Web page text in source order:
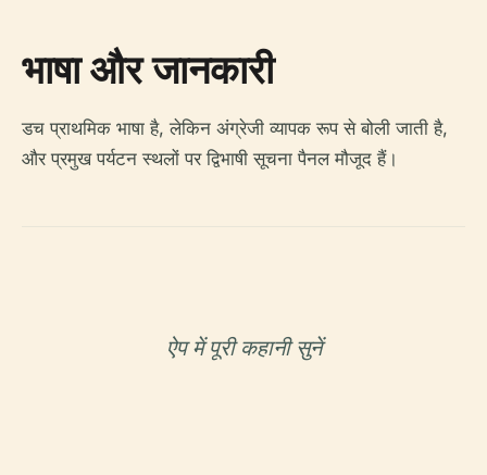
भाषा और जानकारी
डच प्राथमिक भाषा है, लेकिन अंग्रेजी व्यापक रूप से बोली जाती है,
और प्रमुख पर्यटन स्थलों पर द्विभाषी सूचना पैनल मौजूद हैं।
ऐप में पूरी कहानी सुनें